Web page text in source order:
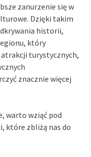
zanurzenie się w
Dzięki takim
historii,
który
turystycznych,
znacznie więcej
warto wziąć pod
które zbliżą nas do